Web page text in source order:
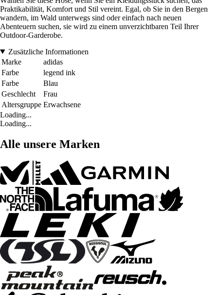
Praktikabilität, Komfort und Stil vereint. Egal, ob Sie in den Bergen
wandern, im Wald unterwegs sind oder einfach nach neuen
Abenteuern suchen, sie wird zu einem unverzichtbaren Teil Ihrer
Outdoor-Garderobe.
Zusätzliche Informationen
Marke
adidas
Farbe
legend ink
Farbe
Blau
Geschlecht
Frau
Altersgruppe Erwachsene
Loading...
Loading...
Alle unsere Marken